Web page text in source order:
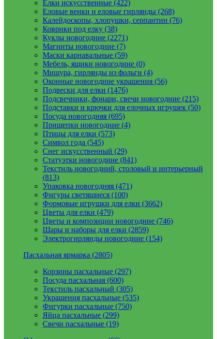
Елки искусственные (422)
Еловые венки и еловые гирлянды (268)
Калейдоскопы, хлопушки, серпантин (76)
Коврики под елку (38)
Куклы новогодние (2271)
Магниты новогодние (7)
Маски карнавальные (59)
Мебель, ящики новогодние (0)
Мишура, гирлянды из фольги (4)
Оконные новогодние украшения (56)
Подвески для елки (1476)
Подсвечники, фонари, свечи новогодние (215)
Подставки и крючки для елочных игрушек (50)
Посуда новогодняя (695)
Прищепки новогодние (4)
Птицы для елки (573)
Символ года (545)
Снег искусственный (29)
Статуэтки новогодние (841)
Текстиль новогодний, столовый и интерьерный
(813)
Упаковка новогодняя (471)
Фигуры светящиеся (100)
Формовые игрушки для елки (3662)
Цветы для елки (479)
Цветы и композиции новогодние (746)
Шары и наборы для елки (2859)
Электрогирлянды новогодние (154)
Пасхальная ярмарка (2805)
Корзины пасхальные (297)
Посуда пасхальная (600)
Текстиль пасхальный (305)
Украшения пасхальные (535)
Фигурки пасхальные (750)
Яйца пасхальные (299)
Свечи пасхальные (19)